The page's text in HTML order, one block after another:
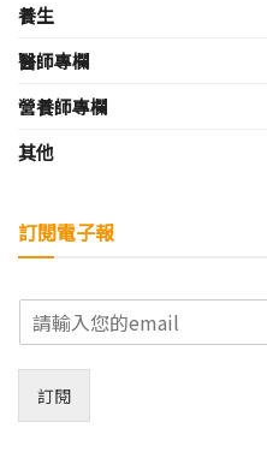
養生
醫師專欄
營養師專欄
其他
訂閱電子報
E
m
*
訂閱